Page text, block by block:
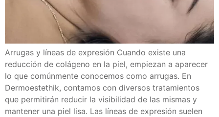
Arrugas y líneas de expresión Cuando existe una
reducción de colágeno en la piel, empiezan a aparecer
lo que comúnmente conocemos como arrugas. En
Dermoestethik, contamos con diversos tratamientos
que permitirán reducir la visibilidad de las mismas y
mantener una piel lisa. Las líneas de expresión suelen